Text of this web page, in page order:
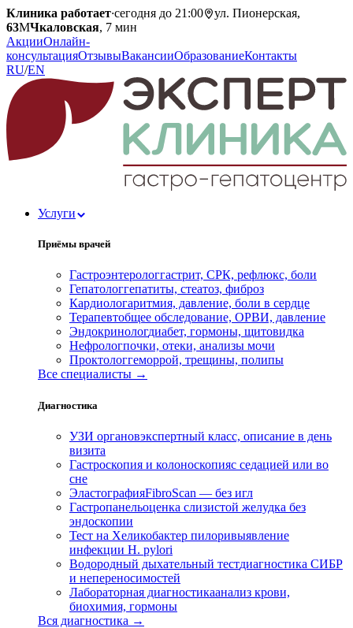
Клиника работает·сегодня до 21:00
ул. Пионерская,
63МЧкаловская, 7 мин
АкцииОнлайн-
консультацияОтзывыВакансииОбразованиеКонтакты
RU/EN
Услуги
Приёмы врачей
Гастроэнтерологгастрит, СРК, рефлюкс, боли
Гепатологгепатиты, стеатоз, фиброз
Кардиологаритмия, давление, боли в сердце
Терапевтобщее обследование, ОРВИ, давление
Эндокринологдиабет, гормоны, щитовидка
Нефрологпочки, отеки, анализы мочи
Проктологгеморрой, трещины, полипы
Все специалисты →
Диагностика
УЗИ органовэкспертный класс, описание в день
визита
Гастроскопия и колоноскопияс седацией или во
сне
ЭластографияFibroScan — без игл
Гастропанельоценка слизистой желудка без
эндоскопии
Тест на Хеликобактер пилоривыявление
инфекции H. pylori
Водородный дыхательный тестдиагностика СИБР
и непереносимостей
Лабораторная диагностикаанализ крови,
биохимия, гормоны
Вся диагностика →